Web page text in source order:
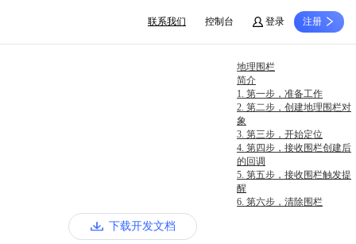
联系我们 控制台 登录 注册
下载开发文档
地理围栏
简介
1. 第一步，准备工作
2. 第二步，创建地理围栏对
象
3. 第三步，开始定位
4. 第四步，接收围栏创建后
的回调
5. 第五步，接收围栏触发提
醒
6. 第六步，清除围栏